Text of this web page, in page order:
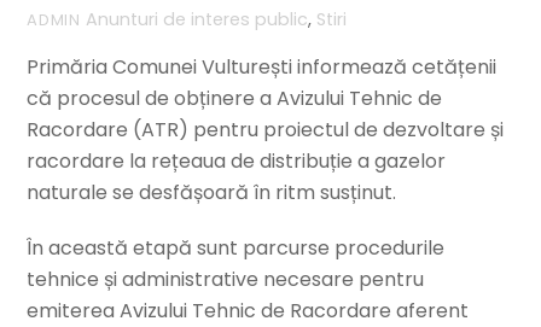
ADMIN Anunturi de interes public, Stiri
Primăria Comunei Vulturești informează cetățenii
că procesul de obținere a Avizului Tehnic de
Racordare (ATR) pentru proiectul de dezvoltare și
racordare la rețeaua de distribuție a gazelor
naturale se desfășoară în ritm susținut.
În această etapă sunt parcurse procedurile
tehnice și administrative necesare pentru
emiterea Avizului Tehnic de Racordare aferent